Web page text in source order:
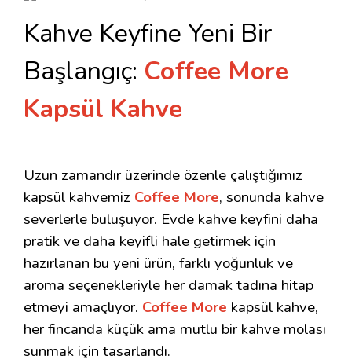
Kahve Keyfine Yeni Bir
Başlangıç: Coffee More
Kapsül Kahve
Uzun zamandır üzerinde özenle çalıştığımız
kapsül kahvemiz Coffee More, sonunda kahve
severlerle buluşuyor. Evde kahve keyfini daha
pratik ve daha keyifli hale getirmek için
hazırlanan bu yeni ürün, farklı yoğunluk ve
aroma seçenekleriyle her damak tadına hitap
etmeyi amaçlıyor. Coffee More kapsül kahve,
her fincanda küçük ama mutlu bir kahve molası
sunmak için tasarlandı.